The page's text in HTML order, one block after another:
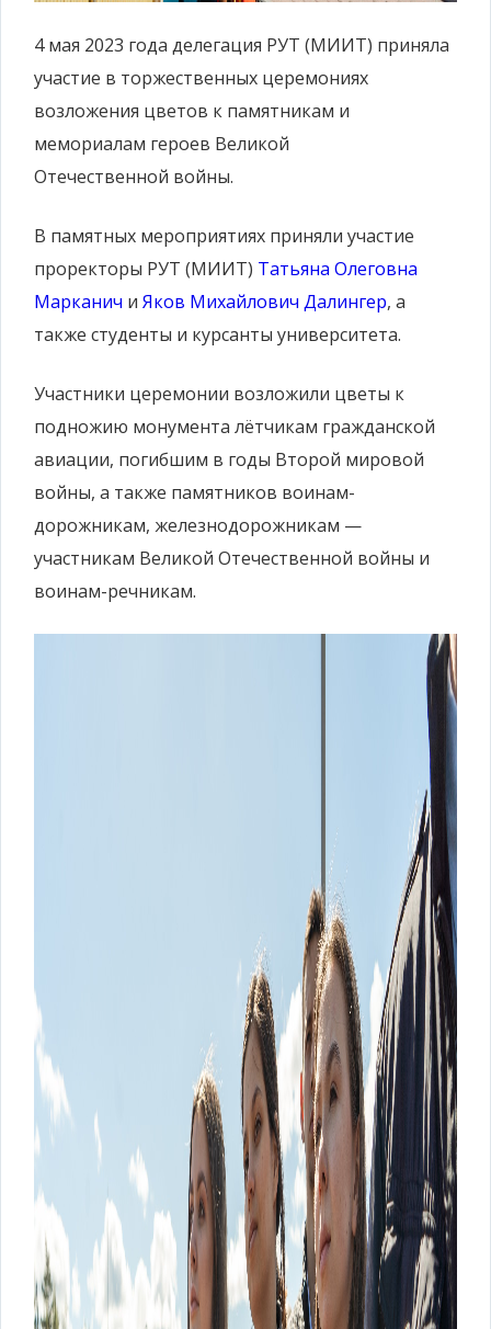
4 мая 2023 года делегация РУТ (МИИТ) приняла
участие в торжественных церемониях
возложения цветов к памятникам и
мемориалам героев Великой
Отечественной войны.
В памятных мероприятиях приняли участие
проректоры РУТ (МИИТ) Татьяна Олеговна
Марканич и Яков Михайлович Далингер, а
также студенты и курсанты университета.
Участники церемонии возложили цветы к
подножию монумента лётчикам гражданской
авиации, погибшим в годы Второй мировой
войны, а также памятников воинам-
дорожникам, железнодорожникам —
участникам Великой Отечественной войны и
воинам-речникам.